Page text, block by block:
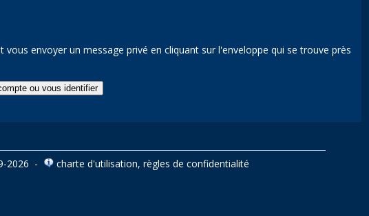
envoyer un message privé en cliquant sur l'enveloppe qui se trouve près
2026 - charte d'utilisation, règles de confidentialité